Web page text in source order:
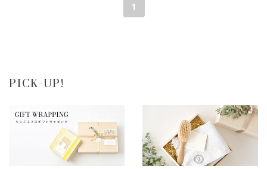
1
PICK-UP!